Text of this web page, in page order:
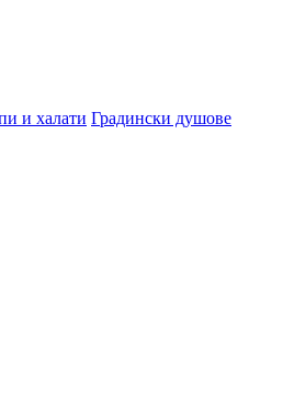
и халати Градински душове